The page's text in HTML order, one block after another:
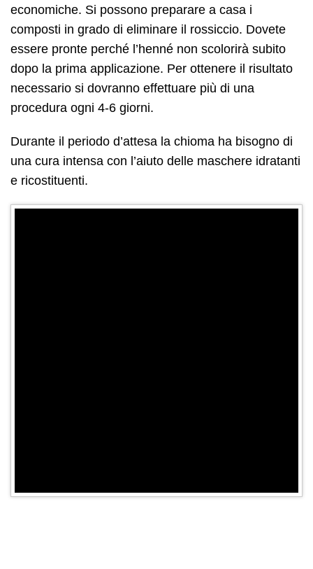
economiche. Si possono preparare a casa i
composti in grado di eliminare il rossiccio. Dovete
essere pronte perché l’henné non scolorirà subito
dopo la prima applicazione. Per ottenere il risultato
necessario si dovranno effettuare più di una
procedura ogni 4-6 giorni.
Durante il periodo d’attesa la chioma ha bisogno di
una cura intensa con l’aiuto delle maschere idratanti
e ricostituenti.